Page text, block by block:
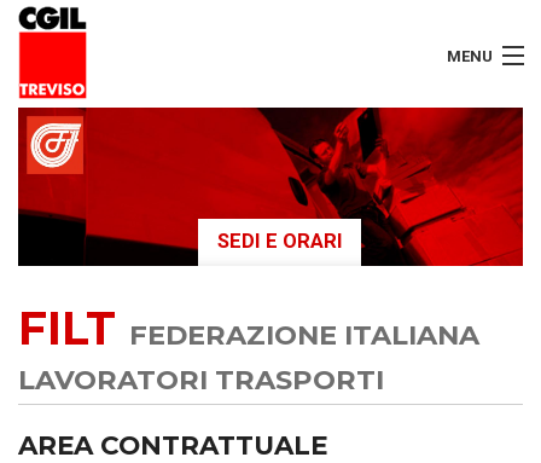
MENU
LAVORATORI
PENSIONATI
SERVIZI
SEGRETERIA
SEDI
SEDI E ORARI
FILT FEDERAZIONE ITALIANA
LAVORATORI TRASPORTI
AREA CONTRATTUALE